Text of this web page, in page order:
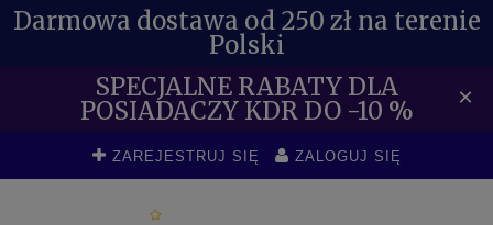
Darmowa dostawa od 250 zł na terenie
Polski
SPECJALNE RABATY DLA
POSIADACZY KDR DO -10 % ×
ZAREJESTRUJ SIĘ ZALOGUJ SIĘ